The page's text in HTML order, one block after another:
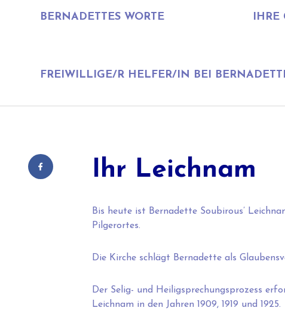
BERNADETTES WORTE IHRE
FREIWILLIGE/R HELFER/IN BEI
Ihr Leichnam
Bis heute ist Bernadette Soubirous’
Pilgerortes.
Die Kirche schlägt Bernadette als
Der Selig- und Heiligsprechungsprozess
Leichnam in den Jahren 1909, 1919 und 1925.